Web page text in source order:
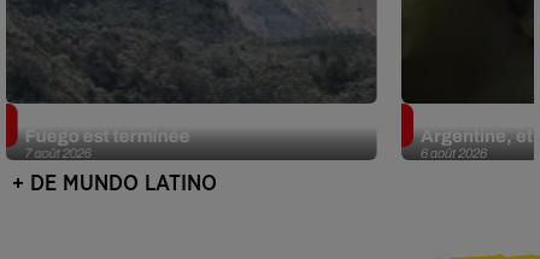
7 août 2026
Fuego est terminée
6 août 2026
Argentine, et
+ DE MUNDO LATINO